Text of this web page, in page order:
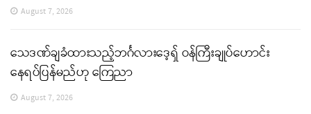
August 7, 2026
သေဒဏ်ချခံထားသည့်ဘင်္ဂလားဒေ့ရှ် ဝန်ကြီးချုပ်ဟောင်း
နေရပ်ပြန်မည်ဟု ကြေညာ
August 7, 2026